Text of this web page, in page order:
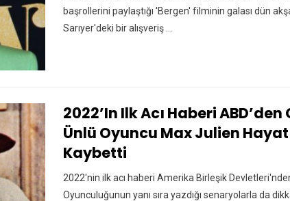
başrollerini paylaştığı 'Bergen' filminin galası dün
Sarıyer'deki bir alışveriş ...
2022’in Ilk Acı Haberi ABD’den
Ünlü Oyuncu Max Julien
Kaybetti
2022'nin ilk acı haberi Amerika Birleşik
Oyunculuğunun yanı sıra yazdığı senaryolarla da